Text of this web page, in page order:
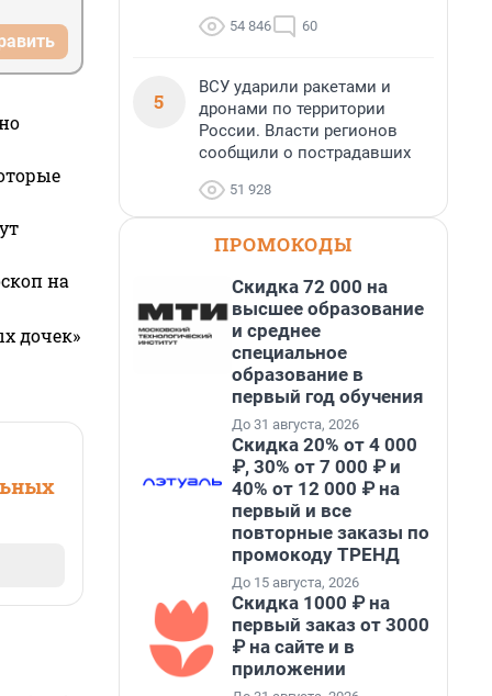
на
дочек»
54 846 60
5
ВСУ ударили ракетами и
дронами по территории
России. Власти регионов
сообщили о пострадавших
51 928
ПРОМОКОДЫ
Скидка 72 000 на
высшее образование
и среднее
специальное
образование в
первый год обучения
До 31 августа, 2026
Скидка 20% от 4 000
₽, 30% от 7 000 ₽ и
40% от 12 000 ₽ на
первый и все
повторные заказы по
промокоду ТРЕНД
До 15 августа, 2026
Скидка 1000 ₽ на
первый заказ от 3000
₽ на сайте и в
приложении